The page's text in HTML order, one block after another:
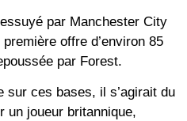
par Manchester City
offre d’environ 85
par Forest.
ces bases, il s’agirait du
un joueur britannique,